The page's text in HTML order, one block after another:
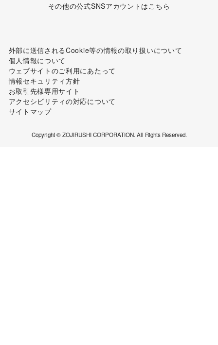
その他の公式SNSアカウントはこちら
外部に送信されるCookie等の情報の取り扱いについて
個人情報について
ウェブサイトのご利用にあたって
情報セキュリティ方針
お取引先様専用サイト
アクセシビリティの対応について
サイトマップ
Copyright © ZOJIRUSHI CORPORATION. All Rights Reserved.